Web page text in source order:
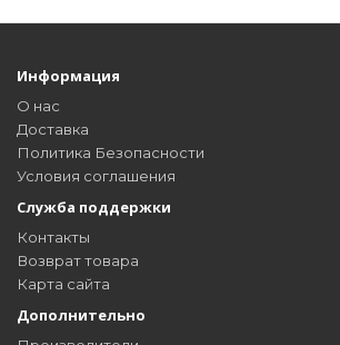
Информация
О нас
Доставка
Политика Безопасности
Условия соглашения
Служба поддержки
Контакты
Возврат товара
Карта сайта
Дополнительно